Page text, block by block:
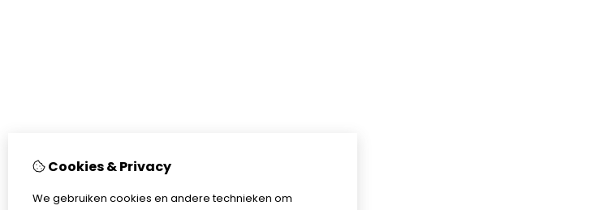
Cookies & Privacy
We gebruiken cookies en andere technieken om